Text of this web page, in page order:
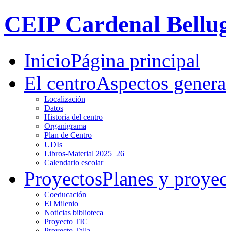
CEIP Cardenal
InicioPágina principal
El centroAspectos
Localización
Datos
Historia del centro
Organigrama
Plan de Centro
UDIs
Libros-Material 2025_26
Calendario escolar
ProyectosPlanes y
Coeducación
El Milenio
Noticias biblioteca
Proyecto TIC